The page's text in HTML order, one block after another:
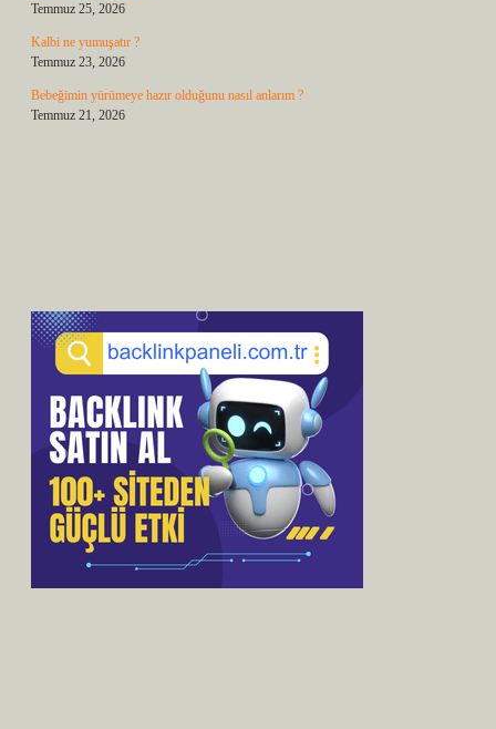
Temmuz 25, 2026
Kalbi ne yumuşatır ?
Temmuz 23, 2026
Bebeğimin yürümeye hazır olduğunu nasıl anlarım ?
Temmuz 21, 2026